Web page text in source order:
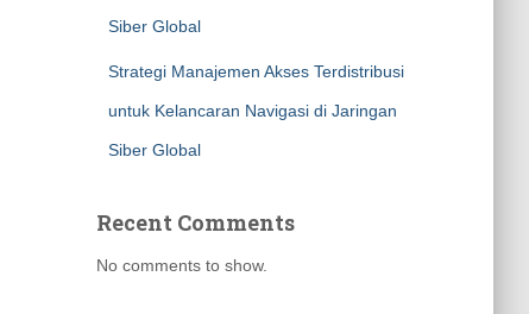
Siber Global
Strategi Manajemen Akses Terdistribusi
untuk Kelancaran Navigasi di Jaringan
Siber Global
Recent Comments
No comments to show.